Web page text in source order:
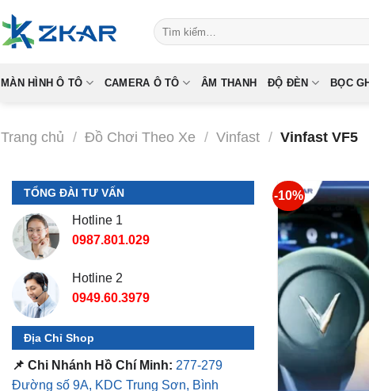
to
content
Tìm
kiếm:
MÀN HÌNH Ô TÔ CAMERA Ô TÔ ÂM THANH ĐỘ ĐÈN BỌC
Trang chủ / Đồ Chơi Theo Xe / Vinfast / Vinfast VF5
TỔNG ĐÀI TƯ VẤN
Hotline 1
0987.801.029
Hotline 2
0949.60.3979
Địa Chỉ Shop
📌 Chi Nhánh Hồ Chí Minh: 277-279
Đường số 9A, KDC Trung Sơn, Bình
-10%